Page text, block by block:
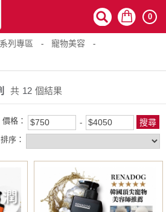
0
列專區 - 寵物美容 -
共 12 個結果
價格：
排序：